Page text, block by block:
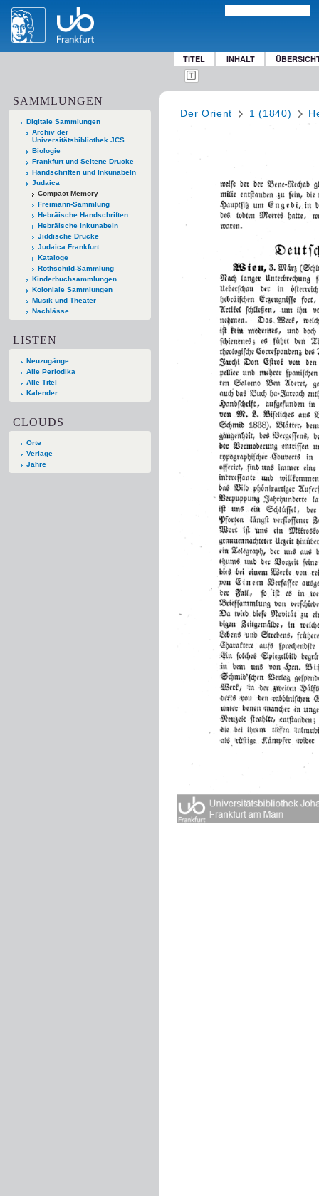
TITEL INHALT
SAMMLUNGEN
Digitale Sammlungen
Archiv der
Universitätsbibliothek JCS
Biologie
Frankfurt und Seltene Drucke
Handschriften und Inkunabeln
Judaica
Compact Memory
Freimann-Sammlung
Hebräische Handschriften
Hebräische Inkunabeln
Jiddische Drucke
Judaica Frankfurt
Kataloge
Rothschild-Sammlung
Kinderbuchsammlungen
Koloniale Sammlungen
Musik und Theater
Nachlässe
LISTEN
Neuzugänge
Alle Periodika
Alle Titel
Kalender
CLOUDS
Orte
Verlage
Jahre
Der Orient 1 (1840)